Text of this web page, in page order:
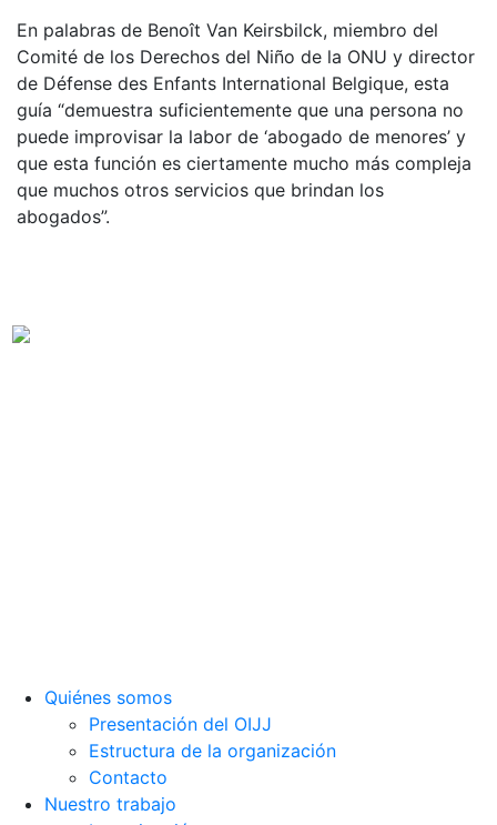
En palabras de Benoît Van Keirsbilck, miembro del
Comité de los Derechos del Niño de la ONU y director
de Défense des Enfants International Belgique, esta
guía “demuestra suficientemente que una persona no
puede improvisar la labor de ‘abogado de menores’ y
que esta función es ciertamente mucho más compleja
que muchos otros servicios que brindan los
abogados”.
Quiénes somos
Presentación del OIJJ
Estructura de la organización
Contacto
Nuestro trabajo